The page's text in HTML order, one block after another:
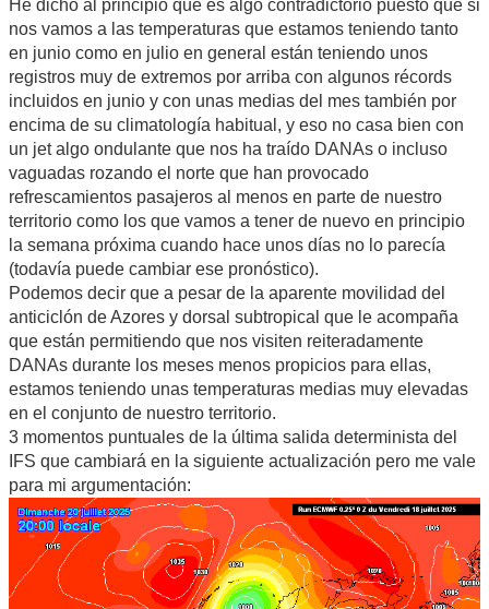
He dicho al principio que es algo contradictorio puesto que si
nos vamos a las temperaturas que estamos teniendo tanto
en junio como en julio en general están teniendo unos
registros muy de extremos por arriba con algunos récords
incluidos en junio y con unas medias del mes también por
encima de su climatología habitual, y eso no casa bien con
un jet algo ondulante que nos ha traído DANAs o incluso
vaguadas rozando el norte que han provocado
refrescamientos pasajeros al menos en parte de nuestro
territorio como los que vamos a tener de nuevo en principio
la semana próxima cuando hace unos días no lo parecía
(todavía puede cambiar ese pronóstico).
Podemos decir que a pesar de la aparente movilidad del
anticiclón de Azores y dorsal subtropical que le acompaña
que están permitiendo que nos visiten reiteradamente
DANAs durante los meses menos propicios para ellas,
estamos teniendo unas temperaturas medias muy elevadas
en el conjunto de nuestro territorio.
3 momentos puntuales de la última salida determinista del
IFS que cambiará en la siguiente actualización pero me vale
para mi argumentación: